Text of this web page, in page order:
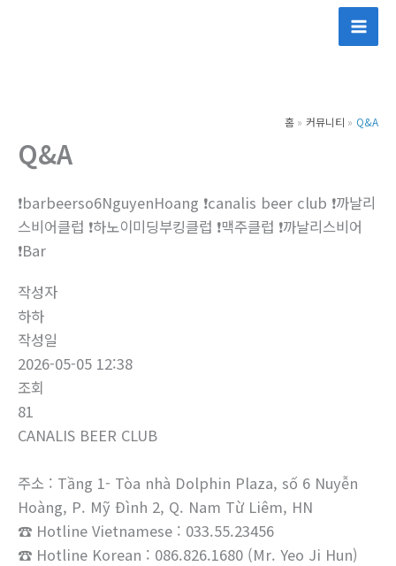
홈 커뮤니티 Q&A
Q&A
❗barbeerso6NguyenHoang ❗canalis beer club ❗까날리
스비어클럽 ❗하노이미딩부킹클럽 ❗맥주클럽 ❗까날리스비어
❗Bar
작성자
하하
작성일
2026-05-05 12:38
조회
81
CANALIS BEER CLUB
주소 : Tầng 1- Tòa nhà Dolphin Plaza, số 6 Nuyễn
Hoàng, P. Mỹ Đình 2, Q. Nam Từ Liêm, HN
☎ Hotline Vietnamese : 033.55.23456
☎ Hotline Korean : 086.826.1680 (Mr. Yeo Ji Hun)